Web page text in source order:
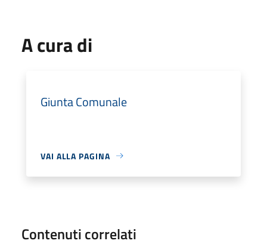
A cura di
Giunta Comunale
VAI ALLA PAGINA
Contenuti correlati